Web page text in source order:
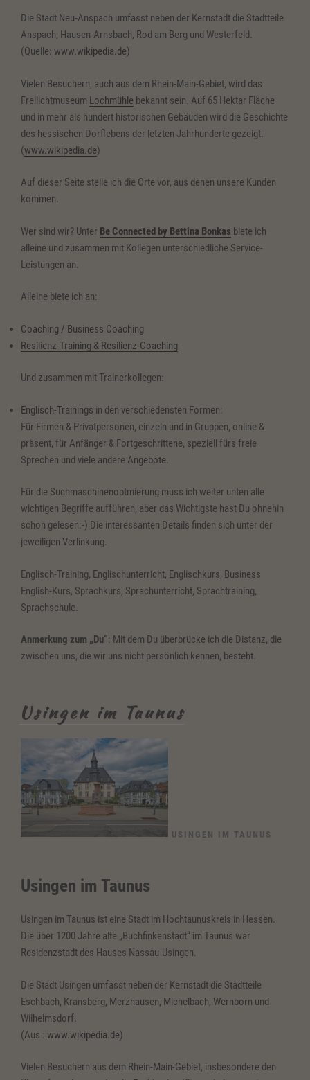
Die Stadt Neu-Anspach umfasst neben der Kernstadt die Stadtteile
Anspach, Hausen-Arnsbach, Rod am Berg und Westerfeld.
(Quelle: www.wikipedia.de)
Vielen Besuchern, auch aus dem Rhein-Main-Gebiet, wird das
Freilichtmuseum Lochmühle bekannt sein. Auf 65 Hektar Fläche
und in mehr als hundert historischen Gebäuden wird die Geschichte
des hessischen Dorflebens der letzten Jahrhunderte gezeigt.
(www.wikipedia.de)
Auf dieser Seite stelle ich die Orte vor, aus denen unsere Kunden
kommen.
Wer sind wir? Unter Be Connected by Bettina Bonkas biete ich
alleine und zusammen mit Kollegen unterschiedliche Service-
Leistungen an.
Alleine biete ich an:
Coaching / Business Coaching
Resilienz-Training & Resilienz-Coaching
Und zusammen mit Trainerkollegen:
Englisch-Trainings in den verschiedensten Formen:
Für Firmen & Privatpersonen, einzeln und in Gruppen, online &
präsent, für Anfänger & Fortgeschrittene, speziell fürs freie
Sprechen und viele andere Angebote.
Für die Suchmaschinenoptmierung muss ich weiter unten alle
wichtigen Begriffe aufführen, aber das Wichtigste hast Du ohnehin
schon gelesen:-) Die interessanten Details finden sich unter der
jeweiligen Verlinkung.
Englisch-Training, Englischunterricht, Englischkurs, Business
English-Kurs, Sprachkurs, Sprachunterricht, Sprachtraining,
Sprachschule.
Anmerkung zum „Du“: Mit dem Du überbrücke ich die Distanz, die
zwischen uns, die wir uns nicht persönlich kennen, besteht.
Usingen im Taunus
USINGEN IM TAUNUS
Usingen im Taunus
Usingen im Taunus ist eine Stadt im Hochtaunuskreis in Hessen.
Die über 1200 Jahre alte „Buchfinkenstadt“ im Taunus war
Residenzstadt des Hauses Nassau-Usingen.
Die Stadt Usingen umfasst neben der Kernstadt die Stadtteile
Eschbach, Kransberg, Merzhausen, Michelbach, Wernborn und
Wilhelmsdorf.
(Aus : www.wikipedia.de)
Vielen Besuchern aus dem Rhein-Main-Gebiet, insbesondere den